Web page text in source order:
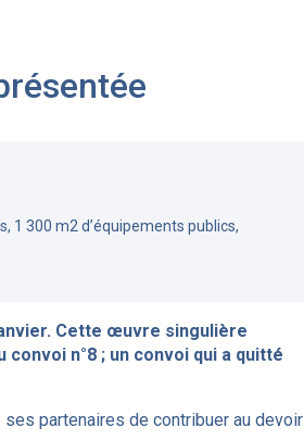
1 300 m2 d’équipements publics,
Cette œuvre singulière
n°8 ; un convoi qui a quitté
partenaires de contribuer au devoir